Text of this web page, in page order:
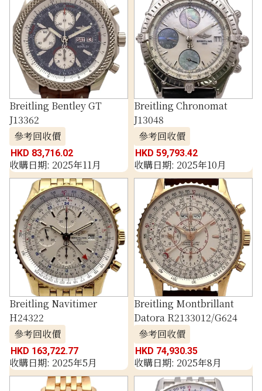
Breitling Bentley GT
J13362
參考回收價
HKD 83,716.02
收購日期: 2025年11月
Breitling Chronomat
J13048
參考回收價
HKD 59,793.42
收購日期: 2025年10月
Breitling Navitimer
H24322
參考回收價
HKD 163,722.77
收購日期: 2025年5月
Breitling Montbrillant
Datora R2133012/G624
參考回收價
HKD 74,930.35
收購日期: 2025年8月